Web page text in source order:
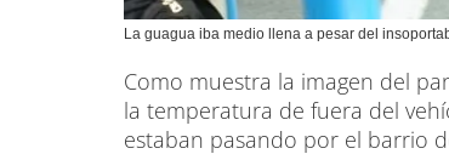
La guagua iba medio llena a pesar del
Como muestra la imagen del
la temperatura de fuera del
estaban pasando por el barrio